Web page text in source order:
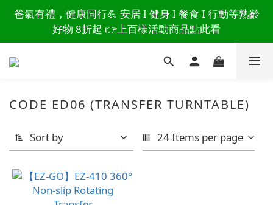
讀懂爸爸總說「不用買」的堅強 👉 3大生活貼心巧
思，找回他的生活主導權
爸氣有禮，健康同行💪 安居 I 健身 I 餐食 I 行動等熟齡
好物 8折起 👉上百樣活動商品點此看
讀懂爸爸總說「不用買」的堅強 👉 3大生活貼心巧
思，找回他的生活主導權
CODE ED06 (TRANSFER TURNTABLE)
Sort by 24 Items per page